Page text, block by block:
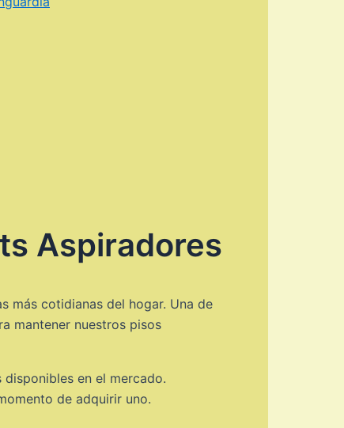
Aspiradores
más cotidianas del hogar. Una de
mantener nuestros pisos
en el mercado.
de adquirir uno.